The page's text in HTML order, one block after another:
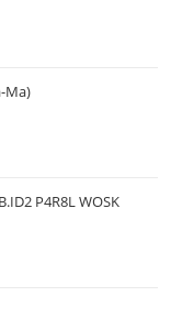
Ma)
P4R8L WOSK